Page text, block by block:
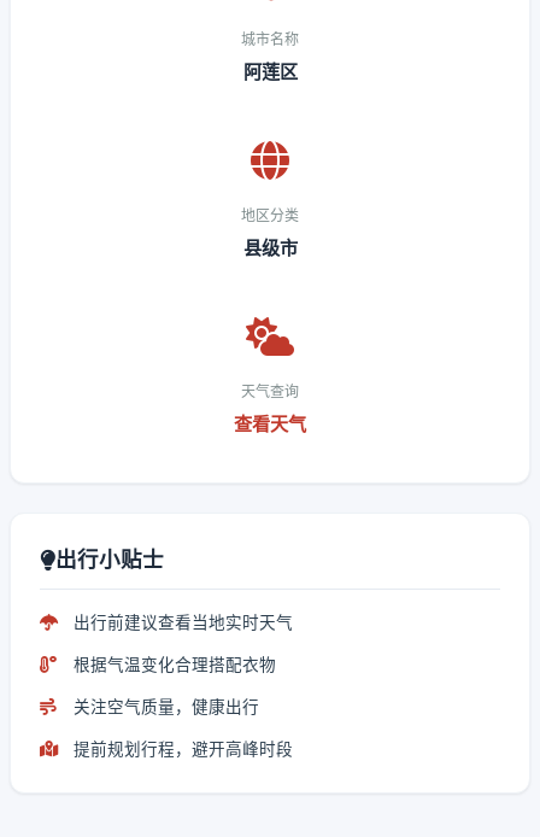
城市名称
阿莲区
地区分类
县级市
天气查询
查看天气
出行小贴士
出行前建议查看当地实时天气
根据气温变化合理搭配衣物
关注空气质量，健康出行
提前规划行程，避开高峰时段